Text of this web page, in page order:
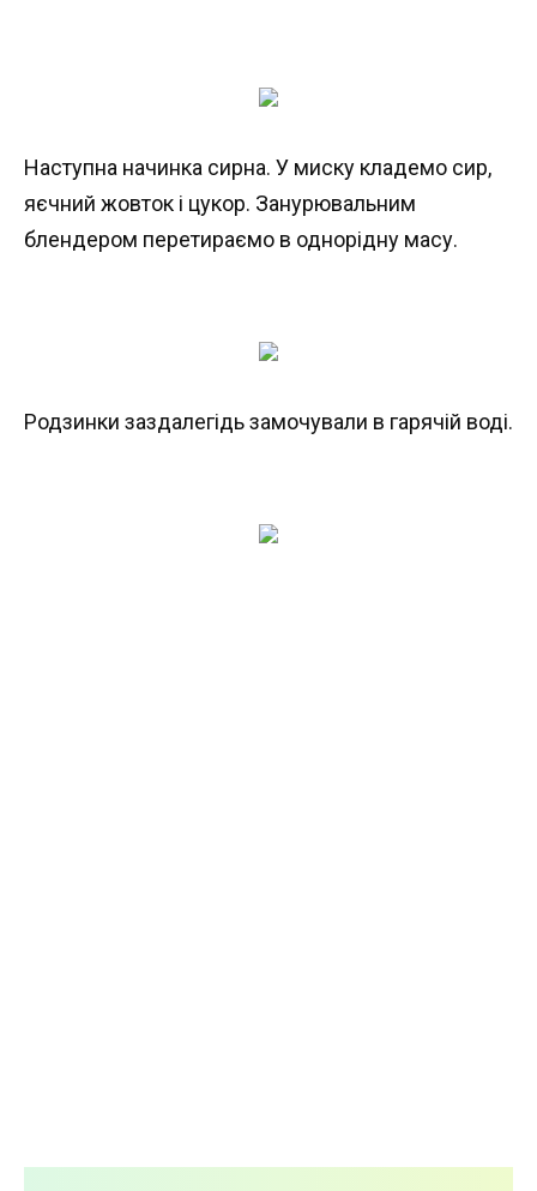
Наступна начинка сирна. У миску кладемо сир,
яєчний жовток і цукор. Занурювальним
блендером перетираємо в однорідну масу.
Родзинки заздалегідь замочували в гарячій воді.